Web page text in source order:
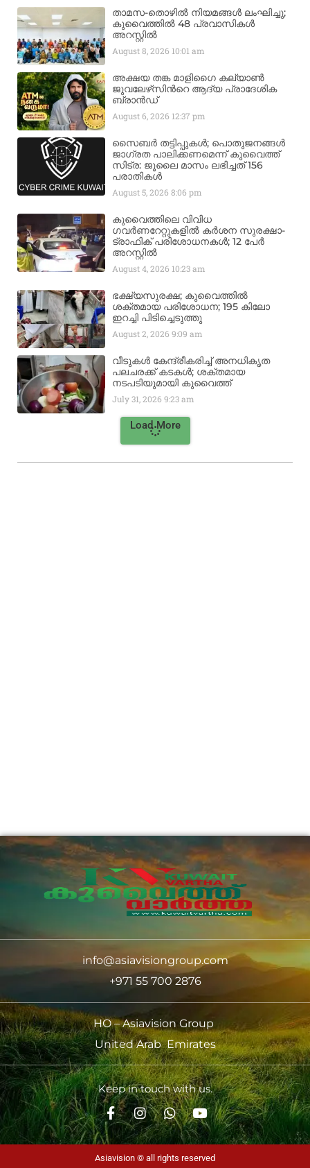
താമസ-തൊഴിൽ നിയമങ്ങൾ ലംഘിച്ചു;
കുവൈത്തിൽ 48 പ്രവാസികൾ
അറസ്റ്റിൽ
August 8, 2026 10:01 am
അക്ഷയ തങ്ക മാളിഗൈ കല്യാണ്‍
ജുവലേഴ്‌സിന്‍റെ ആദ്യ പ്രാദേശിക
ബ്രാന്‍ഡ്
August 6, 2026 12:37 pm
സൈബർ തട്ടിപ്പുകൾ; പൊതുജനങ്ങൾ
ജാഗ്രത പാലിക്കണമെന്ന് കുവൈത്ത്
സിട്ര: ജൂലൈ മാസം ലഭിച്ചത് 156
പരാതികൾ
August 5, 20268:06 pm
കുവൈത്തിലെ വിവിധ
ഗവർണറേറ്റുകളിൽ കർശന സുരക്ഷാ-
ട്രാഫിക് പരിശോധനകൾ; 12 പേർ
അറസ്റ്റിൽ
August 4, 2026 10:23 am
ഭക്ഷ്യസുരക്ഷ; കുവൈത്തിൽ
ശക്തമായ പരിശോധന; 195 കിലോ
ഇറച്ചി പിടിച്ചെടുത്തു
August 2, 20269:09 am
വീടുകൾ കേന്ദ്രീകരിച്ച് അനധികൃത
പലചരക്ക് കടകൾ; ശക്തമായ
നടപടിയുമായി കുവൈത്ത്
July 31, 20269:23 am
Load More
info@asiavisiongroup.com
+971 55 700 2876
HO – Asiavision Group
United Arab Emirates
Keep in touch with us.
Asiavision © all rights reserved